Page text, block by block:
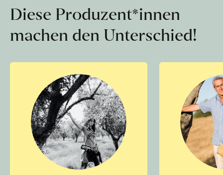
Diese Produzent*innen
machen den Unterschied!